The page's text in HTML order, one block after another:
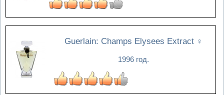
Guerlain: Champs Elysees Extract ♀
1996 год.